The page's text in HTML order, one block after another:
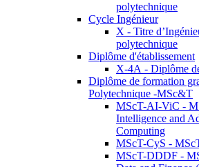
polytechnique
Cycle Ingénieur
X - Titre
polytechnique
Diplôme d'établissement
X-4A - Diplôme
Diplôme de formation
Polytechnique -MSc&T
MScT-AI-ViC -
Intelligence and
Computing
MScT-CyS -
MScT-DDDF -